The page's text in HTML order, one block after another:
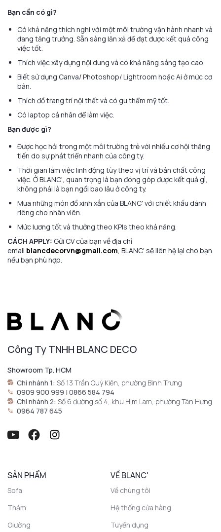
Bạn cần có gì?
Có khả năng thích nghi với một môi trường vận hành nhanh và
đang tăng trưởng. Sẵn sàng lăn xả để đạt được kết quả công
việc tốt.
Thích việc xây dựng nội dung và có khả năng sáng tạo cao.
Biết sử dụng Canva/ Photoshop/ Lightroom hoặc Ai ở mức cơ
bản.
Thích đồ trang trí nội thất và có gu thẩm mỹ tốt.
Có laptop cá nhân để làm việc.
Bạn được gì?
Được học hỏi trong một môi trường trẻ với nhiều cơ hội thăng
tiến do sự phát triển nhanh của công ty.
Thời gian làm việc linh động tùy theo vị trí và bản chất công
việc. Ở BLANC', quan trọng là bạn đóng góp được kết quả gì,
không phải là bạn ngồi bao lâu ở công ty.
Mua những món đồ xinh xắn của BLANC' với chiết khấu dành
riêng cho nhân viên.
Mức lương tốt và thưởng theo KPIs theo khả năng.
CÁCH APPLY: Gửi CV của bạn về địa chỉ
email blancdecorvn@gmail.com, BLANC' sẽ liên hệ lại cho bạn
nếu bạn phù hợp.
Công Ty TNHH BLANC DECO
Showroom Tp. HCM
Chi nhánh 1: Số 13 Trần Quý Kiên, phường Bình Trưng
0909 900 999 | 0866 584 794
Chi nhánh 2: Số 6 đường số 4, khu Him Lam, phường Tân Hưng
0964 787 645
SẢN PHẨM
Sofa
Thảm
Giường
VỀ BLANC'
Về chúng tôi
Hệ thống cửa hàng
Tuyển dụng